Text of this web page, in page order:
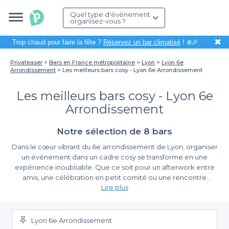
Quel type d'évènement
organisez-vous ?
Trop chaud pour faire la fête ? Réservez un bar climatisé! ❄️🎉 ✖
Privateaser Bars en France métropolitaine Lyon
Lyon 6e
Arrondissement
Les meilleurs bars cosy - Lyon 6e Arrondissement
Les meilleurs bars cosy - Lyon 6e
Arrondissement
Notre sélection de 8 bars
Dans le cœur vibrant du 6e arrondissement de Lyon, organiser
un événement dans un cadre cosy se transforme en une
expérience inoubliable. Que ce soit pour un afterwork entre
amis, une célébration en petit comité ou une rencontre
professionnelle détendue, les bars que nous vous proposons
convivialité.
Des bars cosy pour tous vos événements
En choisissant Privateaser, vous accédez à une sélection
Lire plus
Lyon 6e Arrondissement